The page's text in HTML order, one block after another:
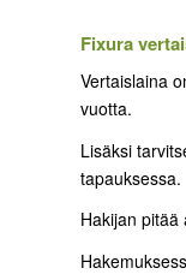
Fixura
Vertaislaina
vuotta.
Lisäksi
tapauksessa.
Hakijan